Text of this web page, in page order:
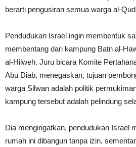
berarti pengusiran semua warga al-
Pendudukan Israel ingin membentuk
membentang dari kampung Batn al-
al-Hilweh. Juru bicara Komite
Abu Diab, menegaskan, tujuan
warga Silwan adalah politik
kampung tersebut adalah pelindung
Dia mengingatkan, pendudukan Israel
rumah ini dibangun tanpa izin,